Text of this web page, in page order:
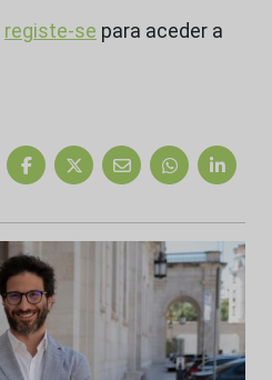
registe-se para aceder a